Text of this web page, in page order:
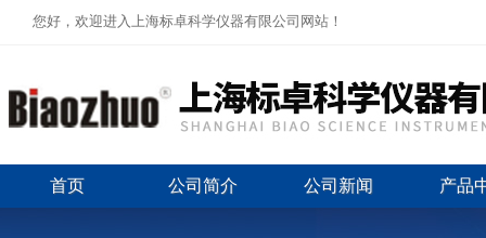
您好，欢迎进入上海标卓科学仪器有限公司网站！
首页 公司简介 公司新闻 产品